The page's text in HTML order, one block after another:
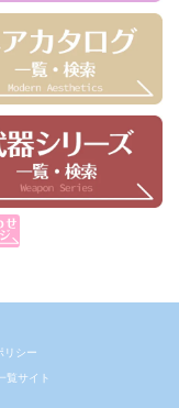
リシー
覧サイト